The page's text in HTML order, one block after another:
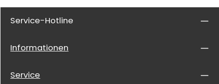
Service-Hotline
Informationen
Service